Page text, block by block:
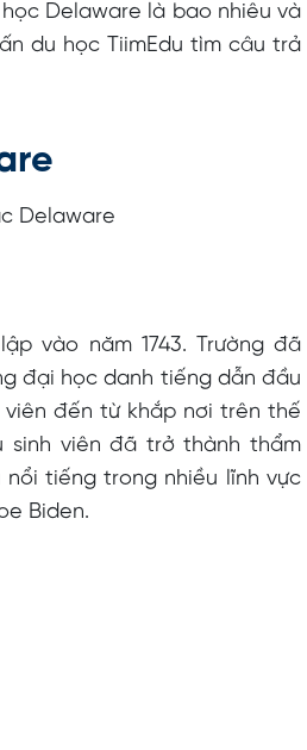
Delaware là bao nhiêu và
du học TiimEdu tìm câu trả
Delaware
vào năm 1743. Trường đã
đại học danh tiếng dẫn đầu
đến từ khắp nơi trên thế
viên đã trở thành thẩm
tiếng trong nhiều lĩnh vực
Biden.